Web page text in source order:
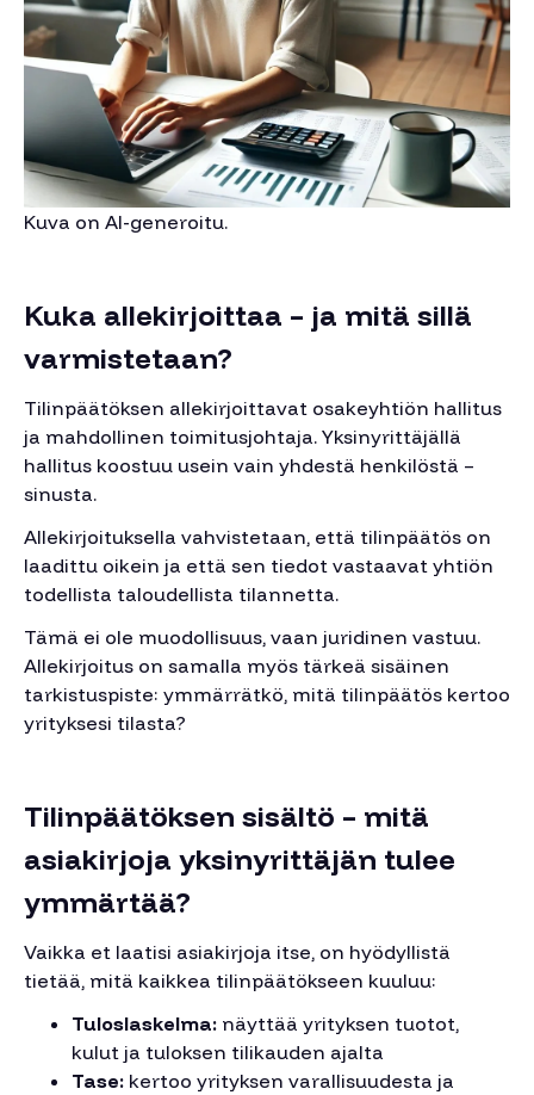
Kuva on AI-generoitu.
Kuka allekirjoittaa – ja mitä sillä
varmistetaan?
Tilinpäätöksen allekirjoittavat osakeyhtiön hallitus
ja mahdollinen toimitusjohtaja. Yksinyrittäjällä
hallitus koostuu usein vain yhdestä henkilöstä –
sinusta.
Allekirjoituksella vahvistetaan, että tilinpäätös on
laadittu oikein ja että sen tiedot vastaavat yhtiön
todellista taloudellista tilannetta.
Tämä ei ole muodollisuus, vaan juridinen vastuu.
Allekirjoitus on samalla myös tärkeä sisäinen
tarkistuspiste: ymmärrätkö, mitä tilinpäätös kertoo
yrityksesi tilasta?
Tilinpäätöksen sisältö – mitä
asiakirjoja yksinyrittäjän tulee
ymmärtää?
Vaikka et laatisi asiakirjoja itse, on hyödyllistä
tietää, mitä kaikkea tilinpäätökseen kuuluu:
Tuloslaskelma: näyttää yrityksen tuotot,
kulut ja tuloksen tilikauden ajalta
Tase: kertoo yrityksen varallisuudesta ja